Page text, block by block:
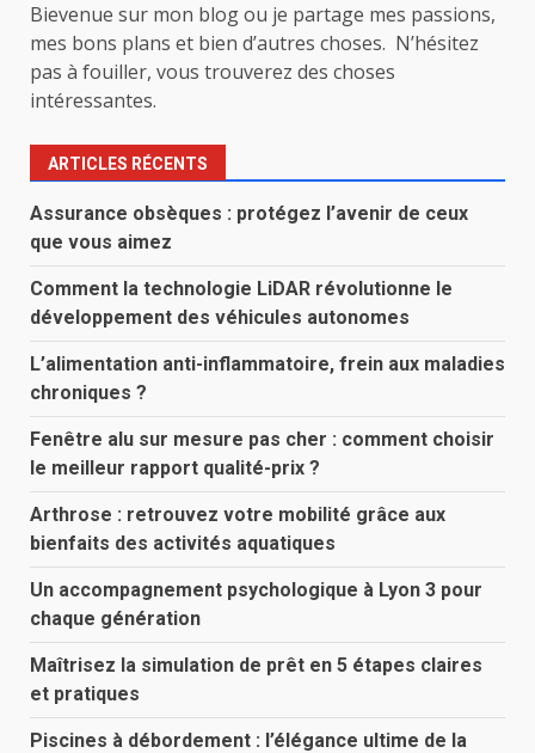
Bievenue sur mon blog ou je partage mes passions,
mes bons plans et bien d’autres choses. N’hésitez
pas à fouiller, vous trouverez des choses
intéressantes.
ARTICLES RÉCENTS
Assurance obsèques : protégez l’avenir de ceux
que vous aimez
Comment la technologie LiDAR révolutionne le
développement des véhicules autonomes
L’alimentation anti-inflammatoire, frein aux maladies
chroniques ?
Fenêtre alu sur mesure pas cher : comment choisir
le meilleur rapport qualité-prix ?
Arthrose : retrouvez votre mobilité grâce aux
bienfaits des activités aquatiques
Un accompagnement psychologique à Lyon 3 pour
chaque génération
Maîtrisez la simulation de prêt en 5 étapes claires
et pratiques
Piscines à débordement : l’élégance ultime de la